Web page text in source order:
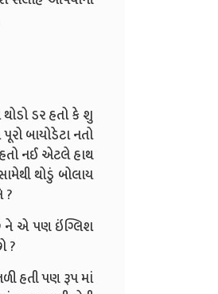
ડર હતો કે શુ
બાયોડેટા નતો
હતો નઈ એટલે હાથ
થોડું બોલાય
?
ને એ પણ ઇંગ્લિશ
?
હતી પણ રૂપ માં